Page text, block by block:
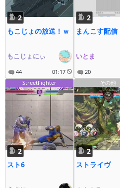
2
もこじょの放送！ｗ
もこじょにぃ
44 01:17
2
まんこす配信
いとま
20
StreetFighter
2
スト6
その他
2
ストライヴ